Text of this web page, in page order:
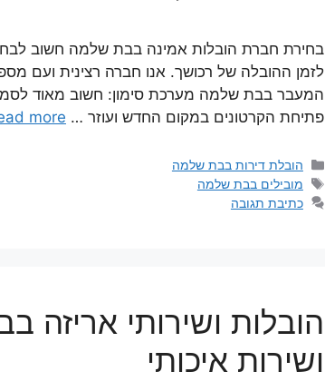
בחירת חברת הובלות אמינה בבת שלמה חשוב
לזמן ההובלה של רכושך. אנו חברה רצינית ועם
המעבר בבת שלמה מערכת סימון: חשוב מאוד
פתיחת הקרטונים במקום החדש ועוזר … more
קטגוריות
הובלת דירות בבת שלמה
תגיות
מובילים בבת שלמה
כתיבת תגובה
הובלות ושירותי אריזה
ושירות איכותי